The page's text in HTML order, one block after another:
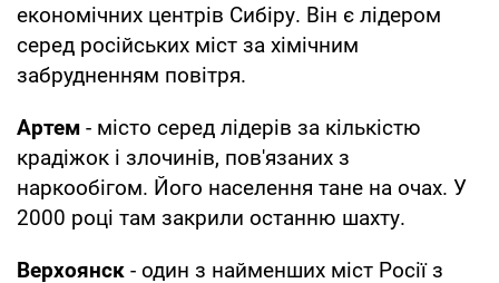
економічних центрів Сибіру. Він є лідером
серед російських міст за хімічним
забрудненням повітря.
Артем - місто серед лідерів за кількістю
крадіжок і злочинів, пов'язаних з
наркообігом. Його населення тане на очах. У
2000 році там закрили останню шахту.
Верхоянск - один з найменших міст Росії з